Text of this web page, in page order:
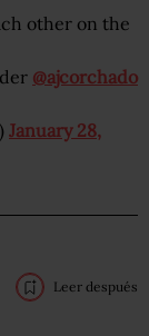
other on the
@ajcorchado
January 28,
Leer después